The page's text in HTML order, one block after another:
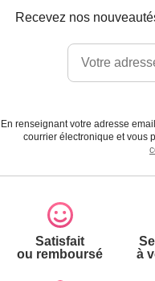
Recevez nos
En renseignant votre adresse
courrier électronique et vous
Satisfait
ou remboursé
à